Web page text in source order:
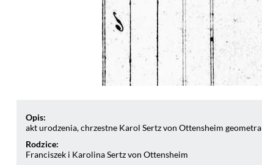
Opis:
akt urodzenia, chrzestne Karol Sertz von Ottensheim geometra
Rodzice:
Franciszek i Karolina Sertz von Ottensheim